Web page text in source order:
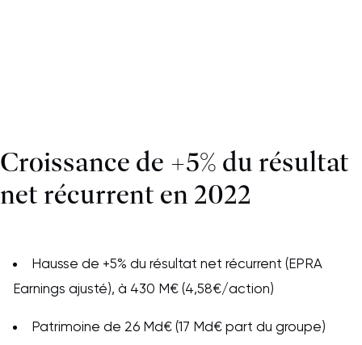
Croissance de +5% du résultat
net récurrent en 2022
Hausse de +5% du résultat net récurrent (EPRA
Earnings ajusté), à 430 M€ (4,58€/action)
Patrimoine de 26 Md€ (17 Md€ part du groupe)